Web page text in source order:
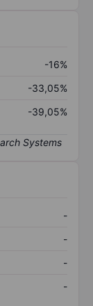
-16%
-33,05%
-39,05%
-
-
-
-